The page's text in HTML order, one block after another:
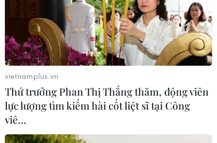
vietnamplus.vn
Thứ trưởng Phan Thị Thắng thăm, động viên
lực lượng tìm kiếm hài cốt liệt sĩ tại Công
viê…